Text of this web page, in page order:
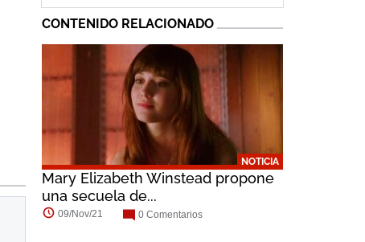
Jun Kunimura Miku Patricia...
CONTENIDO RELACIONADO
NOTICIA
Mary Elizabeth Winstead propone
una secuela de...
09/Nov/21 0 Comentarios